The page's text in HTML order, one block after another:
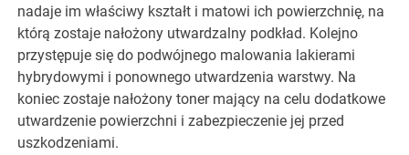
nadaje im właściwy kształt i matowi ich powierzchnię, na
którą zostaje nałożony utwardzalny podkład. Kolejno
przystępuje się do podwójnego malowania lakierami
hybrydowymi i ponownego utwardzenia warstwy. Na
koniec zostaje nałożony toner mający na celu dodatkowe
utwardzenie powierzchni i zabezpieczenie jej przed
uszkodzeniami.